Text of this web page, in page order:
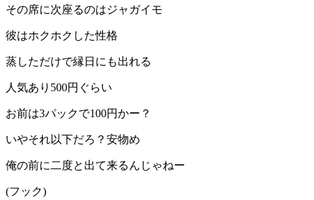
その席に次座るのはジャガイモ
彼はホクホクした性格
蒸しただけで縁日にも出れる
人気あり500円ぐらい
お前は3パックで100円かー？
いやそれ以下だろ？安物め
俺の前に二度と出て来るんじゃねー
(フック)